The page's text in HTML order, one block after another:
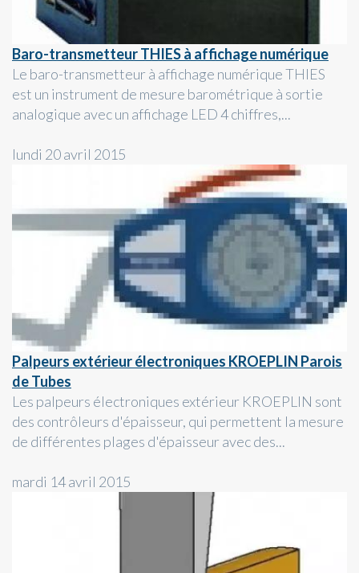
Baro-transmetteur THIES à affichage numérique
Le baro-transmetteur à affichage numérique THIES
est un instrument de mesure barométrique à sortie
analogique avec un affichage LED 4 chiffres,...
lundi 20 avril 2015
Palpeurs extérieur électroniques KROEPLIN Parois
de Tubes
Les palpeurs électroniques extérieur KROEPLIN sont
des contrôleurs d'épaisseur, qui permettent la mesure
de différentes plages d'épaisseur avec des...
mardi 14 avril 2015